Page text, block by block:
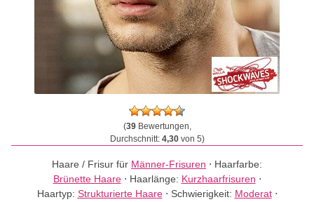
(39Bewertungen,
Durchschnitt: 4,30von 5)
Haare / Frisur für Männer-Frisuren ⋅ Haarfarbe:
Brünette Haare⋅ Haarlänge: Kurzhaarfrisuren ⋅
Haartyp: Strukturierte Haare⋅ Schwierigkeit: Moderat⋅